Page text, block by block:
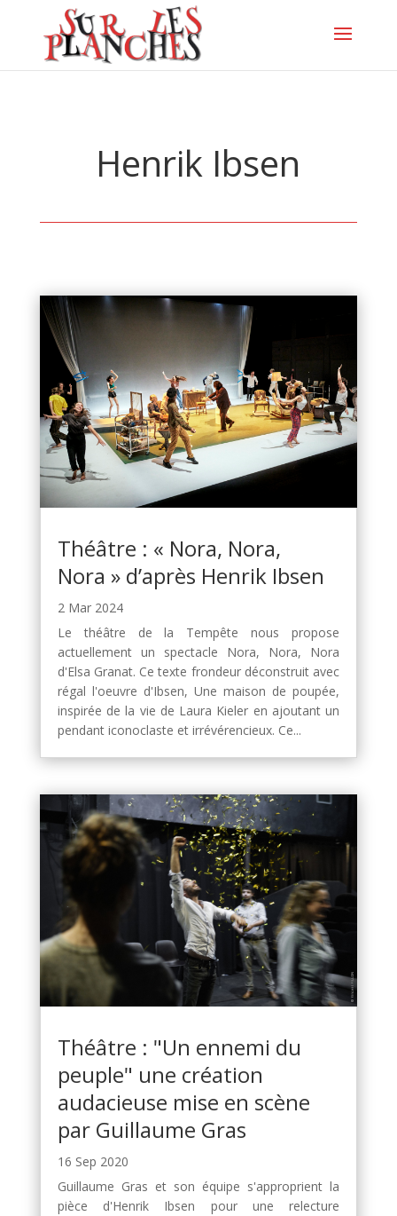
Henrik Ibsen
Théâtre : « Nora, Nora,
Nora » d’après Henrik Ibsen
2 Mar 2024
Le théâtre de la Tempête nous propose
actuellement un spectacle Nora, Nora, Nora
d'Elsa Granat. Ce texte frondeur déconstruit avec
régal l'oeuvre d'Ibsen, Une maison de poupée,
inspirée de la vie de Laura Kieler en ajoutant un
pendant iconoclaste et irrévérencieux. Ce...
Théâtre : "Un ennemi du
peuple" une création
audacieuse mise en scène
par Guillaume Gras
16 Sep 2020
Guillaume Gras et son équipe s'approprient la
pièce d'Henrik Ibsen pour une relecture